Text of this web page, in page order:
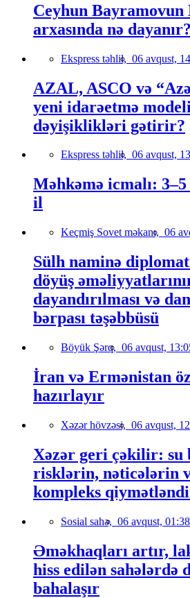
Ceyhun
arxasında nə dayanır?
Ekspress təhlil, 06 avqust,
AZAL, ASCO və
yeni idarəetmə
dəyişiklikləri gətirir?
Ekspress təhlil, 06 avqust,
Məhkəmə icmalı: 3–5
il
Keçmiş Sovet məkanı, 06
Sülh naminə
döyüş
dayandırılması və
bərpası təşəbbüsü
Böyük Şərq, 06 avqust,
İran və Ermənistan
hazırlayır
Xəzər hövzəsi, 06 avqust,
Xəzər geri çəkilir: su
risklərin, nəticələrin
kompleks
Sosial sahə, 06 avqust, 01:38
Əməkhaqları artır,
hiss edilən sahələrdə
bahalaşır